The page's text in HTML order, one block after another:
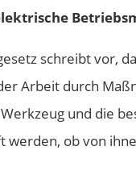
schreibt vor,
Arbeit durch
und die
werden, ob von